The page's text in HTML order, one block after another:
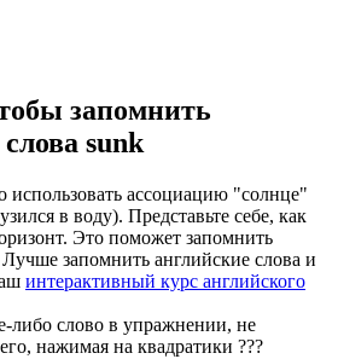
запомнить
sunk
ассоциацию "солнце"
в воду). Представьте себе, как
Это поможет запомнить
запомнить английские слова и
интерактивный курс английского
либо слово в упражнении, не
нажимая на квадратики ???